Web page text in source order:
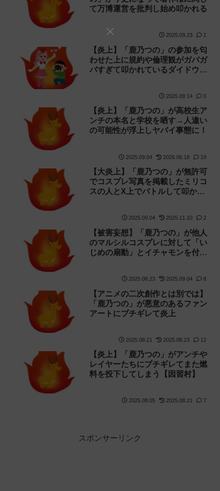
て万博運営を批判し始め叩かれる
2025.09.23 1
【炎上】「鹿乃つの」の参加を匂
わせた上に規約や倫理観がガバガ
バすぎて叩かれているダイドウコ
2025.09.14 0
【炎上】「鹿乃つの」が高校生ア
ンチの本名と学校を晒す→人違い
の可能性が浮上しヤバイ事態に！
2025.09.04 2026.06.18 19
【大炎上】「鹿乃つの」が無許可
でコスプレ写真を掲載したミリコ
スの人とX上でバトルして叩かれ
2025.09.04 2025.11.10 2
【被害妄想】「鹿乃つの」が他人
のマルシルコスプレに対して「い
じめの扇動」とイチャモンを付け
2025.08.23 2025.09.04 8
【アニメの二次創作とは別では】
「鹿乃つの」が悪意のあるファン
アートにブチギレて炎上
2025.08.21 2025.08.23 12
【炎上】「鹿乃つの」がアンチや
レイヤーたちにブチギレてまた燃
料を投下してしまう【因習村】
2025.08.05 2025.08.21 7
スポンサーリンク